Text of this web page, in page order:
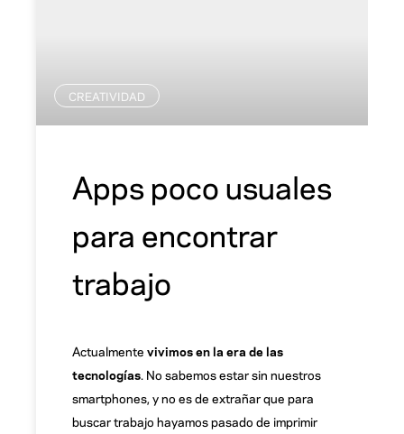
CREATIVIDAD
Apps poco usuales
para encontrar
trabajo
Actualmente vivimos en la era de las
tecnologías. No sabemos estar sin nuestros
smartphones, y no es de extrañar que para
buscar trabajo hayamos pasado de imprimir